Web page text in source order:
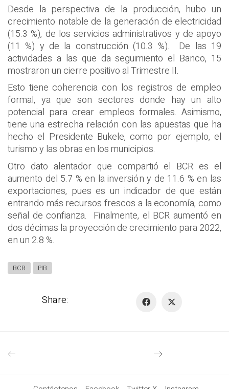
Desde la perspectiva de la producción, hubo un
crecimiento notable de la generación de electricidad
(15.3 %), de los servicios administrativos y de apoyo
(11 %) y de la construcción (10.3 %). De las 19
actividades a las que da seguimiento el Banco, 15
mostraron un cierre positivo al Trimestre II.
Esto tiene coherencia con los registros de empleo
formal, ya que son sectores donde hay un alto
potencial para crear empleos formales. Asimismo,
tiene una estrecha relación con las apuestas que ha
hecho el Presidente Bukele, como por ejemplo, el
turismo y las obras en los municipios.
Otro dato alentador que compartió el BCR es el
aumento del 5.7 % en la inversión y de 11.6 % en las
exportaciones, pues es un indicador de que están
entrando más recursos frescos a la economía, como
señal de confianza. Finalmente, el BCR aumentó en
dos décimas la proyección de crecimiento para 2022,
en un 2.8 %.
BCR PIB
Share: